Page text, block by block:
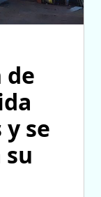
de
se